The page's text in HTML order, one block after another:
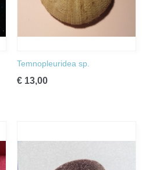
Temnopleuridea sp.
€ 13,00